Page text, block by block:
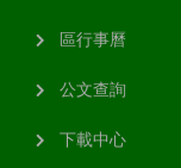
區行事曆
公文查詢
下載中心